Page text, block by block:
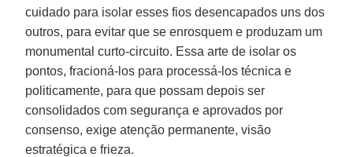
cuidado para isolar esses fios desencapados uns dos
outros, para evitar que se enrosquem e produzam um
monumental curto-circuito. Essa arte de isolar os
pontos, fracioná-los para processá-los técnica e
politicamente, para que possam depois ser
consolidados com segurança e aprovados por
consenso, exige atenção permanente, visão
estratégica e frieza.